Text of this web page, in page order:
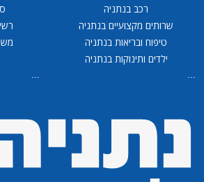
רכב בנתניה
שרותים מקצועיים בנתניה
טיפוח ובריאות בנתניה
ילדים ותינוקות בנתניה
...
...